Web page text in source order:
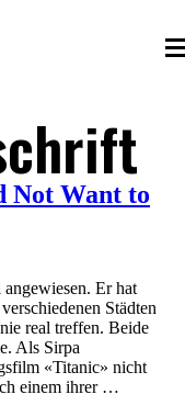
Not Want to
Er hat
Städten
real treffen. Beide
Als Sirpa
«Titanic» nicht
einem ihrer …